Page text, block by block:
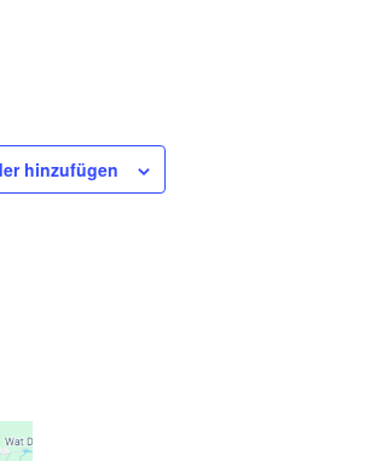
hinzufügen